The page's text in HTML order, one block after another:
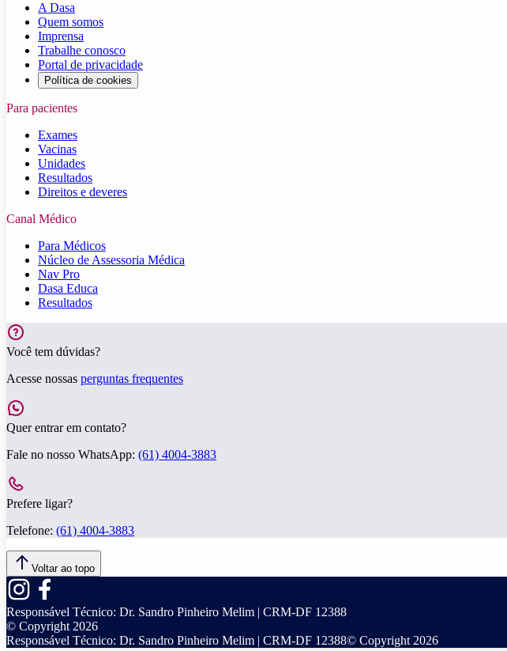
A Dasa
Quem somos
Imprensa
Trabalhe conosco
Portal de privacidade
Política de cookies
Para pacientes
Exames
Vacinas
Unidades
Resultados
Direitos e deveres
Canal Médico
Para Médicos
Núcleo de Assessoria Médica
Nav Pro
Dasa Educa
Resultados
Você tem dúvidas?
Acesse nossas perguntas frequentes
Quer entrar em contato?
Fale no nosso WhatsApp: (61) 4004-3883
Prefere ligar?
Telefone: (61) 4004-3883
Voltar ao topo
Responsável Técnico: Dr. Sandro Pinheiro Melim | CRM-DF 12388
© Copyright 2026
Responsável Técnico: Dr. Sandro Pinheiro Melim | CRM-DF 12388© Copyright 2026